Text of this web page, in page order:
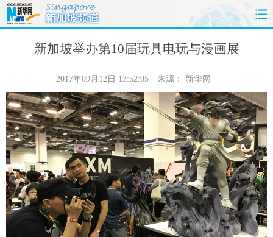
首页 时政 国际 财经
体育 人事
时尚 思客 地方 法治
港澳 台湾 华人 汽车
科技 能源 房产 公司
图片 视频 彩票 食品
健康 信息化 数据
新加坡举办第10届玩具电玩与漫画展
2017年09月12日 13:52:05 来源： 新华网